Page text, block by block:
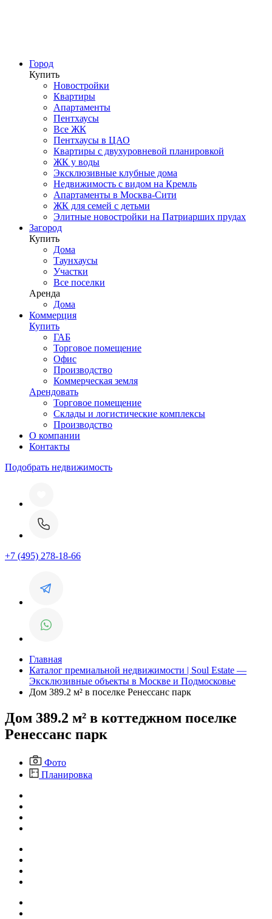
Город
Купить
Новостройки
Квартиры
Апартаменты
Пентхаусы
Все ЖК
Пентхаусы в ЦАО
Квартиры с двухуровневой планировкой
ЖК у воды
Эксклюзивные клубные дома
Недвижимость с видом на Кремль
Апартаменты в Москва-Сити
ЖК для семей с детьми
Элитные новостройки на Патриарших прудах
Загород
Купить
Дома
Таунхаусы
Участки
Все поселки
Аренда
Дома
Коммерция
Купить
ГАБ
Торговое помещение
Офис
Производство
Коммерческая земля
Арендовать
Торговое помещение
Склады и логистические комплексы
Производство
О компании
Контакты
Подобрать недвижимость
+7 (495) 278-18-66
Главная
Каталог премиальной недвижимости | Soul Estate —
Эксклюзивные объекты в Москве и Подмосковье
Дом 389.2 м² в поселке Ренессанс парк
Дом 389.2 м² в коттеджном поселке
Ренессанс парк
Фото
Планировка